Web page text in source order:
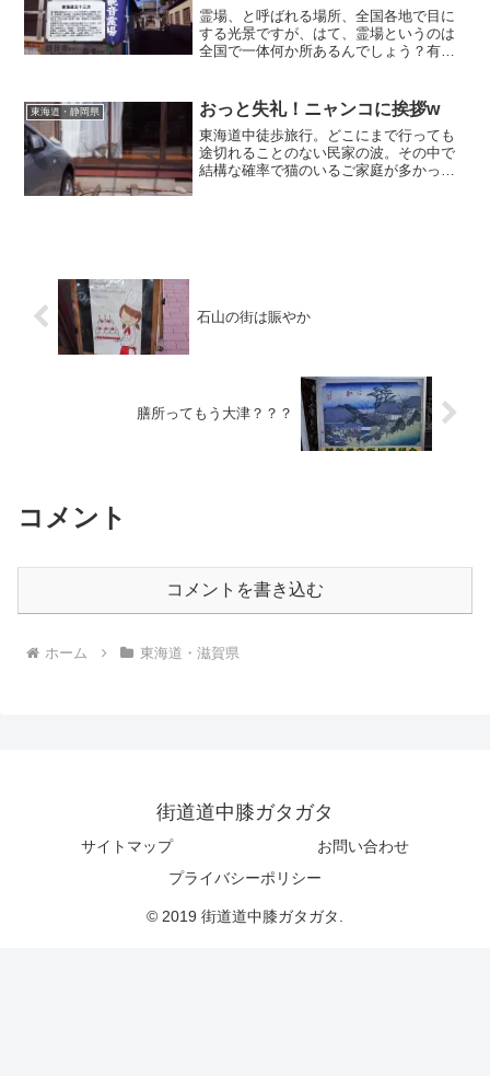
霊場、と呼ばれる場所、全国各地で目に
する光景ですが、はて、霊場というのは
全国で一体何か所あるんでしょう？有名
かな？歩いてみたいところは霊場の数以
上にあるのかもしれませんwww
東海道・静岡県 おっと失礼！ニャンコに挨拶w
東海道中徒歩旅行。どこにまで行っても
途切れることのない民家の波。その中で
結構な確率で猫のいるご家庭が多かった
石山の街は賑やか
膳所ってもう大津？？？
コメント
コメントを書き込む
ホーム 東海道・滋賀県
街道道中膝ガタガタ
サイトマップ
お問い合わせ
プライバシーポリシー
© 2019 街道道中膝ガタガタ.